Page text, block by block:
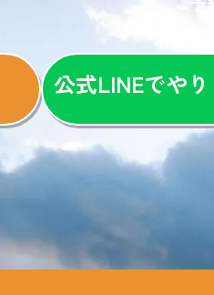
公式LINEでやり